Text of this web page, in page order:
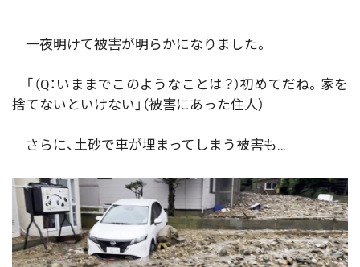
一夜明けて被害が明らかになりました。
「（Q：いままでこのようなことは？）初めてだね。家を
捨てないといけない」（被害にあった住人）
さらに、土砂で車が埋まってしまう被害も…